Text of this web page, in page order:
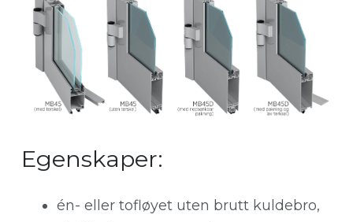
Egenskaper:
én- eller tofløyet uten brutt kuldebro,